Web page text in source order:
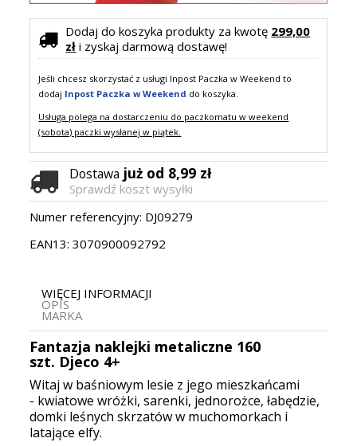
Dodaj do koszyka produkty za kwotę 299,00
zł i zyskaj darmową dostawę!
Jeśli chcesz skorzystać z usługi Inpost Paczka w Weekend to
dodaj Inpost Paczka w Weekend do koszyka.
Usługa polega na dostarczeniu do paczkomatu w weekend
(sobota) paczki wysłanej w piątek.
Dostawa już od 8,99 zł
Sprawdź koszt wysyłki
Numer referencyjny: DJ09279
EAN13: 3070900092792
WIĘCEJ INFORMACJI
OPIS
MARKA
Fantazja naklejki metaliczne 160
szt. Djeco 4+
Witaj w baśniowym lesie z jego mieszkańcami
- kwiatowe wróżki, sarenki, jednorożce, łabędzie,
domki leśnych skrzatów w muchomorkach i
latające elfy.